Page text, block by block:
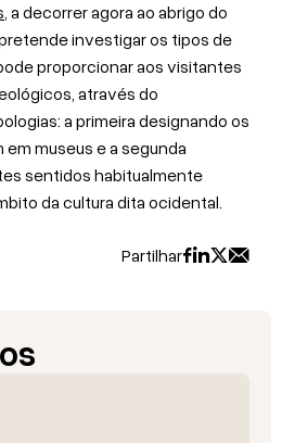
, a decorrer agora ao abrigo do
investigar os tipos de
proporcionar aos visitantes
através do
a primeira designando os
museus e a segunda
sentidos habitualmente
da cultura dita ocidental.
PartilharAHD R